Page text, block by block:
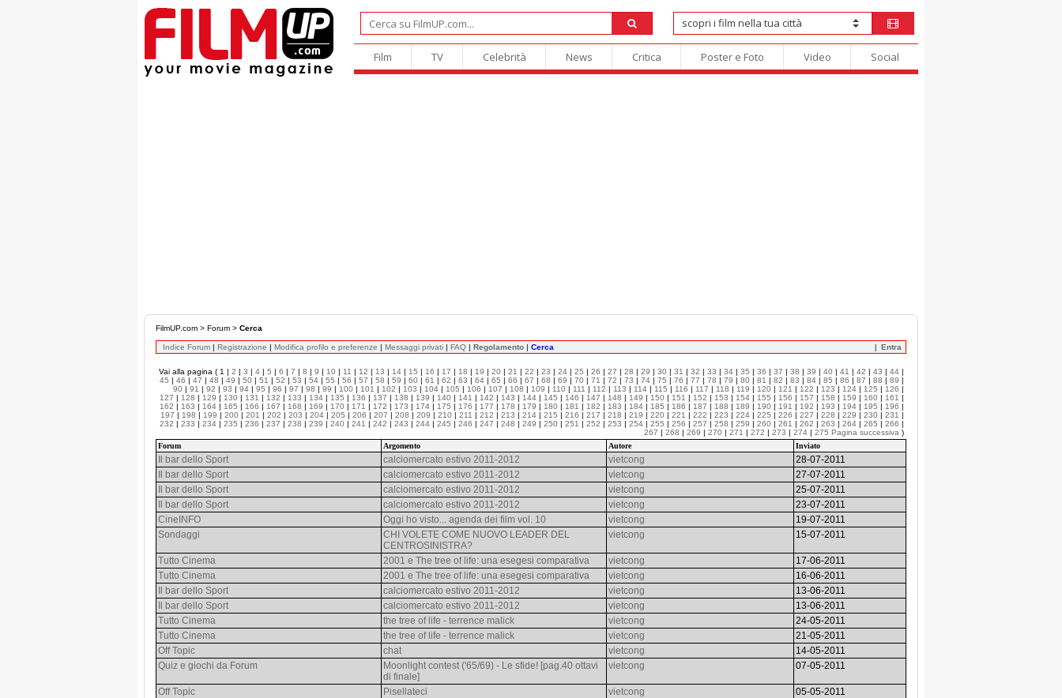
Film TV Celebrità News Critica Poster e Foto Video Social
FilmUP.com > Forum > Cerca
Indice Forum | Registrazione | Modifica profilo e preferenze | Messaggi privati | FAQ | Regolamento | Cerca Entra
Vai alla pagina ( 1 | 2 | 3 | 4 | 5 | 6 | 7 | 8 | 9 | 10 | 11 | 12 | 13 | 14 | 15 | 16 | 17 | 18 | 19 | 20 | 21 | 22 | 23 | 24 | 25 | 26 | 27 | 28 | 29 | 30 | 31 | 32 | 33 | 34 | 35 | 36 | 37 | 38 | 39 | 40 | 41 | 42 | 43 | 44 |
45 | 46 | 47 | 48 | 49 | 50 | 51 | 52 | 53 | 54 | 55 | 56 | 57 | 58 | 59 | 60 | 61 | 62 | 63 | 64 | 65 | 66 | 67 | 68 | 69 | 70 | 71 | 72 | 73 | 74 | 75 | 76 | 77 | 78 | 79 | 80 | 81 | 82 | 83 | 84 | 85 | 86 | 87 | 88 | 89 |
90 | 91 | 92 | 93 | 94 | 95 | 96 | 97 | 98 | 99 | 100 | 101 | 102 | 103 | 104 | 105 | 106 | 107 | 108 | 109 | 110 | 111 | 112 | 113 | 114 | 115 | 116 | 117 | 118 | 119 | 120 | 121 | 122 | 123 | 124 | 125 | 126 |
127 | 128 | 129 | 130 | 131 | 132 | 133 | 134 | 135 | 136 | 137 | 138 | 139 | 140 | 141 | 142 | 143 | 144 | 145 | 146 | 147 | 148 | 149 | 150 | 151 | 152 | 153 | 154 | 155 | 156 | 157 | 158 | 159 | 160 | 161 |
162 | 163 | 164 | 165 | 166 | 167 | 168 | 169 | 170 | 171 | 172 | 173 | 174 | 175 | 176 | 177 | 178 | 179 | 180 | 181 | 182 | 183 | 184 | 185 | 186 | 187 | 188 | 189 | 190 | 191 | 192 | 193 | 194 | 195 | 196 |
197 | 198 | 199 | 200 | 201 | 202 | 203 | 204 | 205 | 206 | 207 | 208 | 209 | 210 | 211 | 212 | 213 | 214 | 215 | 216 | 217 | 218 | 219 | 220 | 221 | 222 | 223 | 224 | 225 | 226 | 227 | 228 | 229 | 230 | 231 |
232 | 233 | 234 | 235 | 236 | 237 | 238 | 239 | 240 | 241 | 242 | 243 | 244 | 245 | 246 | 247 | 248 | 249 | 250 | 251 | 252 | 253 | 254 | 255 | 256 | 257 | 258 | 259 | 260 | 261 | 262 | 263 | 264 | 265 | 266 |
267 | 268 | 269 | 270 | 271 | 272 | 273 | 274 | 275 Pagina successiva )
Forum
Argomento Autore Inviato
Il bar dello Sport calciomercato estivo 2011-2012 vietcong
28-07-2011
Il bar dello Sport
calciomercato estivo 2011-2012 vietcong
27-07-2011
Il bar dello Sport
calciomercato estivo 2011-2012 vietcong
25-07-2011
Il bar dello Sport
calciomercato estivo 2011-2012 vietcong
23-07-2011
CineINFO
Oggi ho visto... agenda dei film vol. 10 vietcong
19-07-2011
Sondaggi
CHI VOLETE COME NUOVO LEADER DEL
CENTROSINISTRA?
vietcong 15-07-2011
Tutto Cinema 2001 e The tree of life: una esegesi comparativa vietcong
17-06-2011
Tutto Cinema
2001 e The tree of life: una esegesi comparativa vietcong
16-06-2011
Il bar dello Sport
calciomercato estivo 2011-2012 vietcong
13-06-2011
Il bar dello Sport
calciomercato estivo 2011-2012 vietcong
13-06-2011
Tutto Cinema
the tree of life - terrence malick vietcong
24-05-2011
Tutto Cinema
the tree of life - terrence malick vietcong
21-05-2011
Off Topic
chat vietcong
14-05-2011
Quiz e giochi da Forum
Moonlight contest ('65/69) - Le sfide! [pag.40 ottavi
di finale]
vietcong 07-05-2011
Off Topic Pisellateci vietcong 05-05-2011